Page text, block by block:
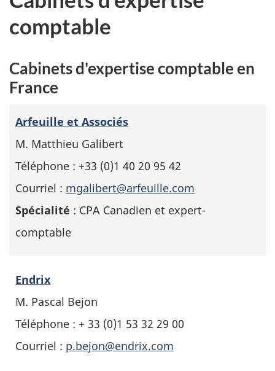
comptable
Cabinets d'expertise comptable en
France
Arfeuille et Associés
M. Matthieu Galibert
Téléphone : +33 (0)1 40 20 95 42
Courriel : mgalibert@arfeuille.com
Spécialité : CPA Canadien et expert-
comptable
Endrix
M. Pascal Bejon
Téléphone : + 33 (0)1 53 32 29 00
Courriel : p.bejon@endrix.com